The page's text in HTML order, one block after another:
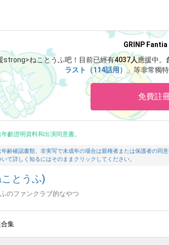
GRINP
strong>ねことうふ吧！ 目前已經有4037人 應援中。
ラスト（114話用）
」等非常獨
免費註
齡證明資料和出演同意書。
齢確認書類、非実写で未成年の場合は親権者または保護者の同
て詳しく知るにはそのままクリックしてください。
ことうふ)
のファンクラブ的なやつ
集